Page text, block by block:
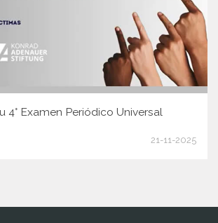
4° Examen Periódico Universal
21-11-2025